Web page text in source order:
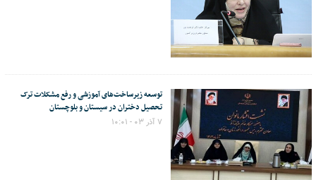
توسعه زیرساخت‌های آموزشی و رفع مشکلات ترک
تحصیل دختران در سیستان و بلوچستان
۷ آذر ۰۳ - ۱۰:۰۱